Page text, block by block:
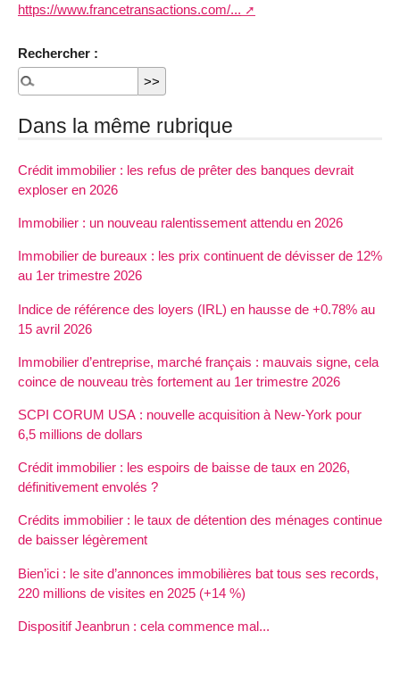
https://www.francetransactions.com/...
Rechercher :
Dans la même rubrique
Crédit immobilier : les refus de prêter des banques devrait
exploser en 2026
Immobilier : un nouveau ralentissement attendu en 2026
Immobilier de bureaux : les prix continuent de dévisser de 12%
au 1er trimestre 2026
Indice de référence des loyers (IRL) en hausse de +0.78% au
15 avril 2026
Immobilier d’entreprise, marché français : mauvais signe, cela
coince de nouveau très fortement au 1er trimestre 2026
SCPI CORUM USA : nouvelle acquisition à New-York pour
6,5 millions de dollars
Crédit immobilier : les espoirs de baisse de taux en 2026,
définitivement envolés ?
Crédits immobilier : le taux de détention des ménages continue
de baisser légèrement
Bien’ici : le site d’annonces immobilières bat tous ses records,
220 millions de visites en 2025 (+14 %)
Dispositif Jeanbrun : cela commence mal...